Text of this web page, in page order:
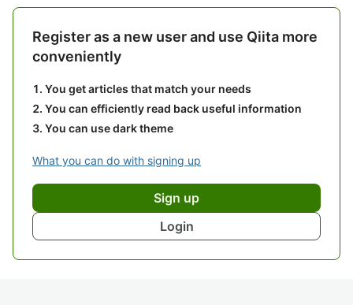
Register as a new user and use Qiita more
conveniently
You get articles that match your needs
You can efficiently read back useful information
You can use dark theme
What you can do with signing up
Sign up
Login